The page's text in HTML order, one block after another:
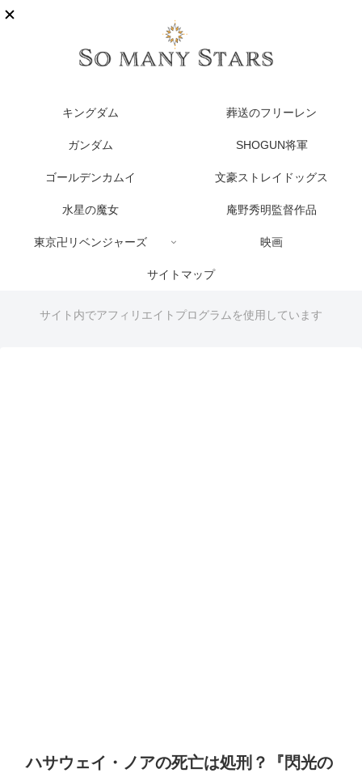
キングダム 葬送のフリーレン
ガンダム SHOGUN将軍
ゴールデンカムイ 文豪ストレイドッグス
水星の魔女 庵野秀明監督作品
東京卍リベンジャーズ 映画
サイトマップ
サイト内でアフィリエイトプログラムを使用しています
ハサウェイ・ノアの死亡は処刑？『閃光の